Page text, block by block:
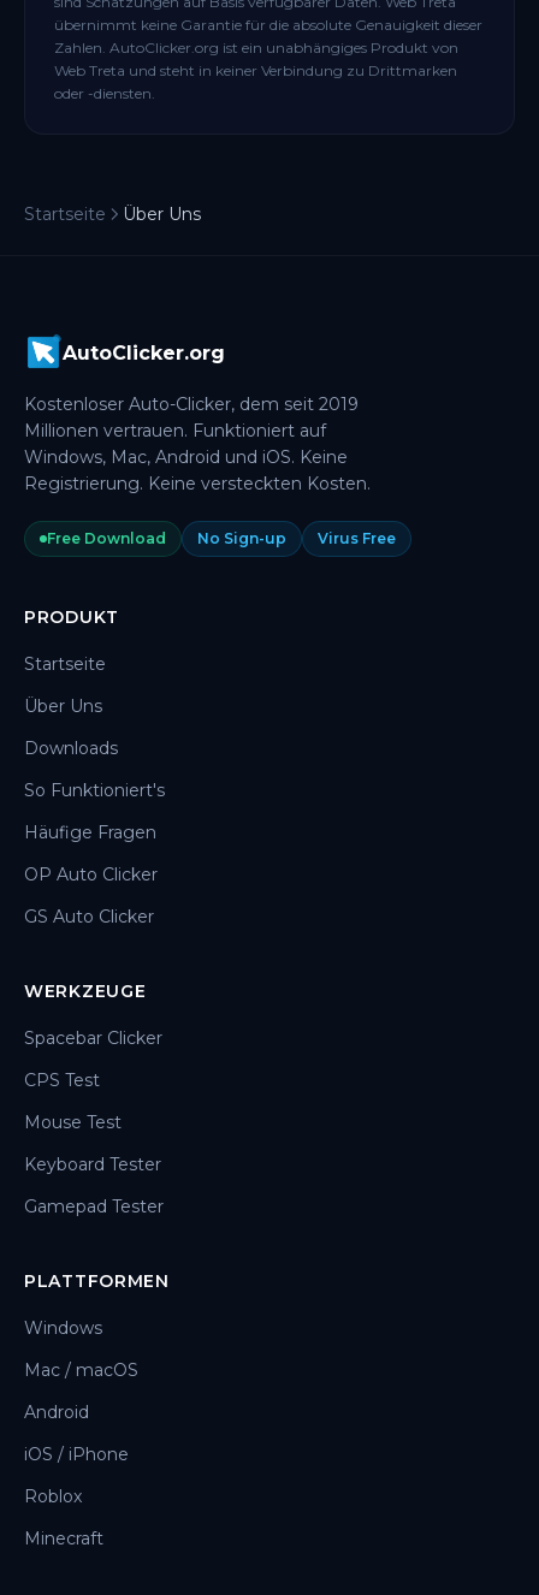
übernimmt keine Garantie für die absolute Genauigkeit dieser
Zahlen. AutoClicker.org ist ein unabhängiges Produkt von
Web Treta und steht in keiner Verbindung zu Drittmarken
oder -diensten.
Startseite Über Uns
AutoClicker.org
Kostenloser Auto-Clicker, dem seit 2019
Millionen vertrauen. Funktioniert auf
Windows, Mac, Android und iOS. Keine
Registrierung. Keine versteckten Kosten.
Free Download No Sign-up Virus Free
PRODUKT
Startseite
Über Uns
Downloads
So Funktioniert's
Häufige Fragen
OP Auto Clicker
GS Auto Clicker
WERKZEUGE
Spacebar Clicker
CPS Test
Mouse Test
Keyboard Tester
Gamepad Tester
PLATTFORMEN
Windows
Mac / macOS
Android
iOS / iPhone
Roblox
Minecraft